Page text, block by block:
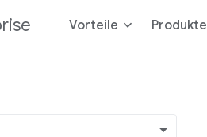
Vorteile Produkte